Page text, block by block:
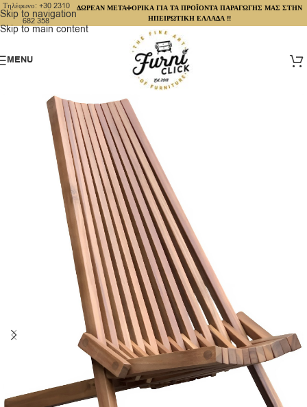
Skip to navigation
Skip to main content
Τηλέφωνο: +30 2310
682 358
ΔΩΡΕΑΝ ΜΕΤΑΦΟΡΙΚΑ ΓΙΑ ΤΑ ΠΡΟΪΟΝΤΑ ΠΑΡΑΓΩΓΗΣ ΜΑΣ ΣΤΗΝ
ΗΠΕΙΡΩΤΙΚΗ ΕΛΛΑΔΑ !!
MENU